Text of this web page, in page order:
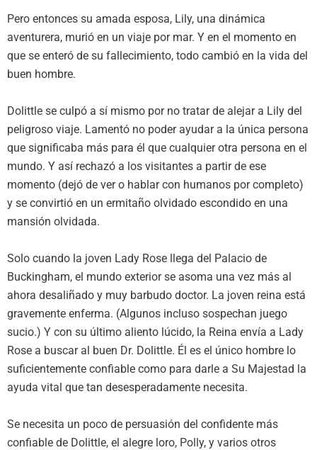
Pero entonces su amada esposa, Lily, una dinámica
aventurera, murió en un viaje por mar. Y en el momento en
que se enteró de su fallecimiento, todo cambió en la vida del
buen hombre.
Dolittle se culpó a sí mismo por no tratar de alejar a Lily del
peligroso viaje. Lamentó no poder ayudar a la única persona
que significaba más para él que cualquier otra persona en el
mundo. Y así rechazó a los visitantes a partir de ese
momento (dejó de ver o hablar con humanos por completo)
y se convirtió en un ermitaño olvidado escondido en una
mansión olvidada.
Solo cuando la joven Lady Rose llega del Palacio de
Buckingham, el mundo exterior se asoma una vez más al
ahora desaliñado y muy barbudo doctor. La joven reina está
gravemente enferma. (Algunos incluso sospechan juego
sucio.) Y con su último aliento lúcido, la Reina envía a Lady
Rose a buscar al buen Dr. Dolittle. Él es el único hombre lo
suficientemente confiable como para darle a Su Majestad la
ayuda vital que tan desesperadamente necesita.
Se necesita un poco de persuasión del confidente más
confiable de Dolittle, el alegre loro, Polly, y varios otros